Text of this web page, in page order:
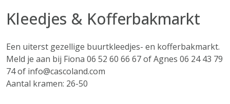
Kleedjes & Kofferbakmarkt
Een uiterst gezellige buurtkleedjes- en kofferbakmarkt.
Meld je aan bij Fiona 06 52 60 66 67 of Agnes 06 24 43 79
74 of info@cascoland.com
Aantal kramen: 26-50